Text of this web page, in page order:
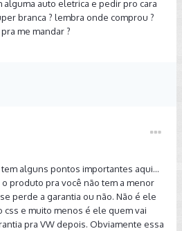
auto eletrica e pedir pro cara
branca ? lembra onde comprou ?
me mandar ?
alguns pontos importantes aqui...
produto pra você não tem a menor
perde a garantia ou não. Não é ele
css e muito menos é ele quem vai
pra VW depois. Obviamente essa